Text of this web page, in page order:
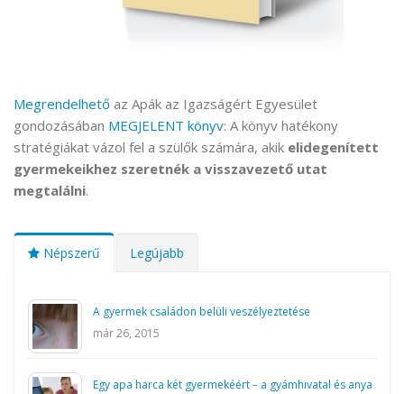
Megrendelhető az Apák az Igazságért Egyesület
gondozásában MEGJELENT könyv: A könyv hatékony
stratégiákat vázol fel a szülők számára, akik elidegenített
gyermekeikhez szeretnék a visszavezető utat
megtalálni.
Népszerű Legújabb
A gyermek családon belüli veszélyeztetése
már 26, 2015
Egy apa harca két gyermekéért – a gyámhivatal és anya